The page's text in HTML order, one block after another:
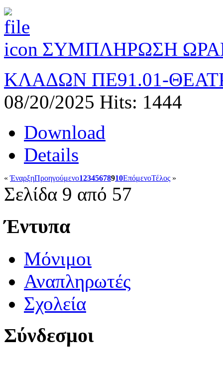
ΣΥΜΠΛΗΡΩΣΗ
ΚΛΑΔΩΝ ΠΕ91.01-
08/20/2025 Hits: 1444
Download
Details
«ΈναρξηΠροηγούμενο12345678910ΕπόμενοΤέλος »
Σελίδα 9 από 57
Έντυπα
Μόνιμοι
Αναπληρωτές
Σχολεία
Σύνδεσμοι